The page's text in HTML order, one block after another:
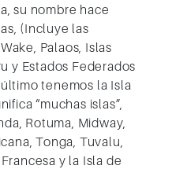
su nombre hace
(Incluye las
Palaos, Islas
y Estados Federados
tenemos la Isla
“muchas islas”,
Rotuma, Midway,
Tonga, Tuvalu,
y la Isla de